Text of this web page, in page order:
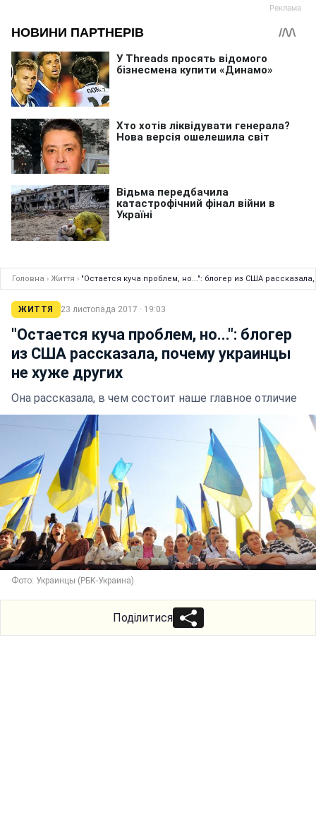
Головна › Життя › "Остается куча проблем, но...": блогер из США
ЖИТТЯ 23 листопада 2017 · 19:03
"Остается куча проблем, но...": блогер
из США рассказала, почему украинцы
не хуже других
Она рассказала, в чем состоит наше главное отличие
Фото: Украинцы (РБК-Украина)
Поділитися